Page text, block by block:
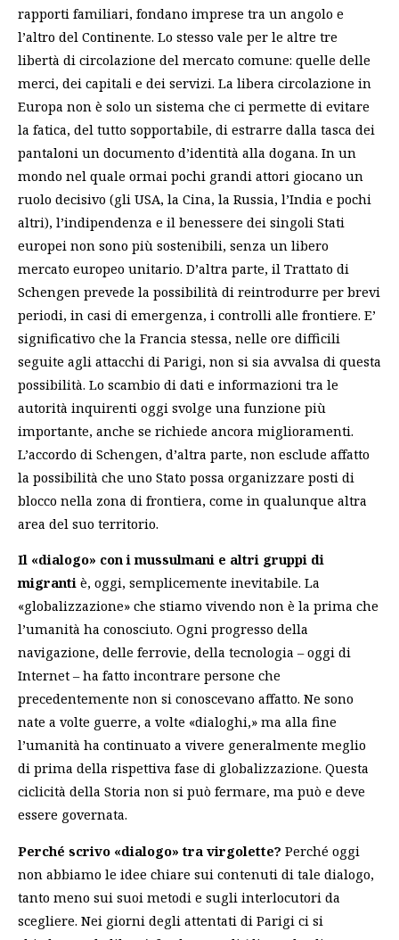
rapporti familiari, fondano imprese tra un angolo e
l’altro del Continente. Lo stesso vale per le altre tre
libertà di circolazione del mercato comune: quelle delle
merci, dei capitali e dei servizi. La libera circolazione in
Europa non è solo un sistema che ci permette di evitare
la fatica, del tutto sopportabile, di estrarre dalla tasca dei
pantaloni un documento d’identità alla dogana. In un
mondo nel quale ormai pochi grandi attori giocano un
ruolo decisivo (gli USA, la Cina, la Russia, l’India e pochi
altri), l’indipendenza e il benessere dei singoli Stati
europei non sono più sostenibili, senza un libero
mercato europeo unitario. D’altra parte, il Trattato di
Schengen prevede la possibilità di reintrodurre per brevi
periodi, in casi di emergenza, i controlli alle frontiere. E’
significativo che la Francia stessa, nelle ore difficili
seguite agli attacchi di Parigi, non si sia avvalsa di questa
possibilità. Lo scambio di dati e informazioni tra le
autorità inquirenti oggi svolge una funzione più
importante, anche se richiede ancora miglioramenti.
L’accordo di Schengen, d’altra parte, non esclude affatto
la possibilità che uno Stato possa organizzare posti di
blocco nella zona di frontiera, come in qualunque altra
area del suo territorio.
Il «dialogo» con i mussulmani e altri gruppi di
migranti è, oggi, semplicemente inevitabile. La
«globalizzazione» che stiamo vivendo non è la prima che
l’umanità ha conosciuto. Ogni progresso della
navigazione, delle ferrovie, della tecnologia – oggi di
Internet – ha fatto incontrare persone che
precedentemente non si conoscevano affatto. Ne sono
nate a volte guerre, a volte «dialoghi,» ma alla fine
l’umanità ha continuato a vivere generalmente meglio
di prima della rispettiva fase di globalizzazione. Questa
ciclicità della Storia non si può fermare, ma può e deve
essere governata.
Perché scrivo «dialogo» tra virgolette? Perché oggi
non abbiamo le idee chiare sui contenuti di tale dialogo,
tanto meno sui suoi metodi e sugli interlocutori da
scegliere. Nei giorni degli attentati di Parigi ci si